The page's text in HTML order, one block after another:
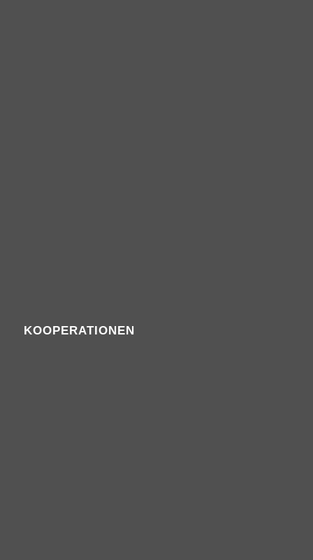
KOOPERATIONEN